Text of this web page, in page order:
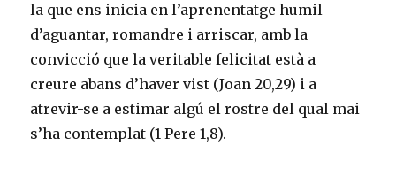
la que ens inicia en l’aprenentatge humil
d’aguantar, romandre i arriscar, amb la
convicció que la veritable felicitat està a
creure abans d’haver vist (Joan 20,29) i a
atrevir-se a estimar algú el rostre del qual mai
s’ha contemplat (1 Pere 1,8).